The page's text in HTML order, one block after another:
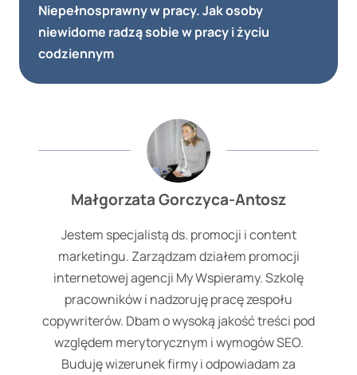
Niepełnosprawny w pracy. Jak osoby
niewidome radzą sobie w pracy i życiu
codziennym
Małgorzata Gorczyca-Antosz
Jestem specjalistą ds. promocji i content
marketingu. Zarządzam działem promocji
internetowej agencji My Wspieramy. Szkolę
pracowników i nadzoruję pracę zespołu
copywriterów. Dbam o wysoką jakość treści pod
względem merytorycznym i wymogów SEO.
Buduję wizerunek firmy i odpowiadam za